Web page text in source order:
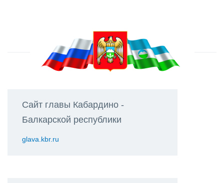
Сайт главы Кабардино -
Балкарской республики
glava.kbr.ru